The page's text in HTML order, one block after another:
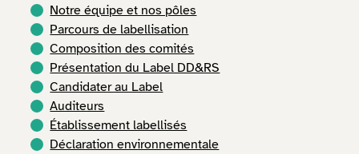
Notre équipe et nos pôles
Parcours de labellisation
Composition des comités
Présentation du Label DD&RS
Candidater au Label
Auditeurs
Établissement labellisés
Déclaration environnementale